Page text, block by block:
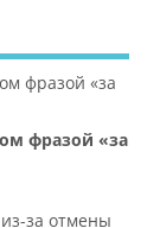
фразой «за